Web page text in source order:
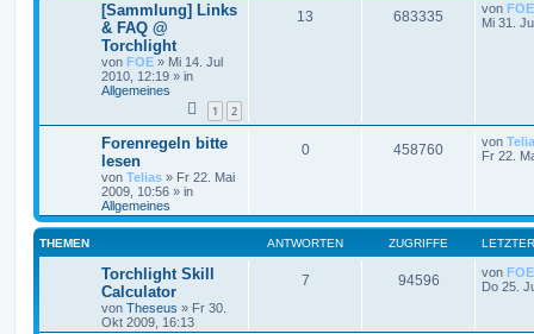
[Sammlung] Links
& FAQ @
Torchlight
von FOE » Mi 14. Jul
2010, 12:19 » in
Allgemeines
1 2
13 683335 von FOE
Mi 31.
Forenregeln bitte
lesen
von Telias » Fr 22. Mai
2009, 10:56 » in
Allgemeines
0 458760 von
Fr 22.
THEMEN ANTWORTEN ZUGRIFFE
Torchlight Skill
Calculator
von Theseus » Fr 30.
Okt 2009, 16:13
7 94596 von FOE
Do 25.